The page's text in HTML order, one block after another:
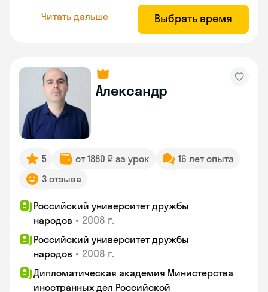
Читать дальше Выбрать время
Александр
5 от 1880 ₽ за урок
16 лет опыта
3 отзыва
Российский университет дружбы
народов • 2008 г.
Российский университет дружбы
народов • 2008 г.
Дипломатическая академия Министерства
иностранных дел Российской